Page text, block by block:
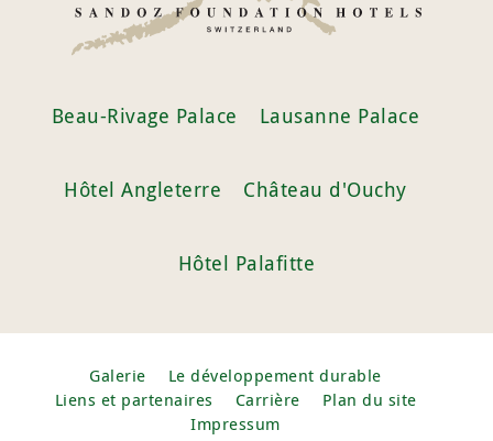
Beau-Rivage Palace Lausanne Palace
Hôtel Angleterre Château d'Ouchy
Hôtel Palafitte
Galerie
Le développement durable
Liens et partenaires
Carrière
Plan du site
Impressum